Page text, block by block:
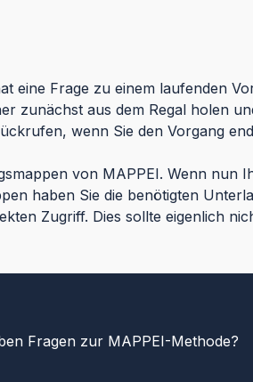
Frage zu einem laufenden
zunächst aus dem Regal holen
wenn Sie den Vorgang
von MAPPEI. Wenn
haben Sie die benötigten
Zugriff. Dies sollte eigenlich
Fragen zur MAPPEI-Methode?